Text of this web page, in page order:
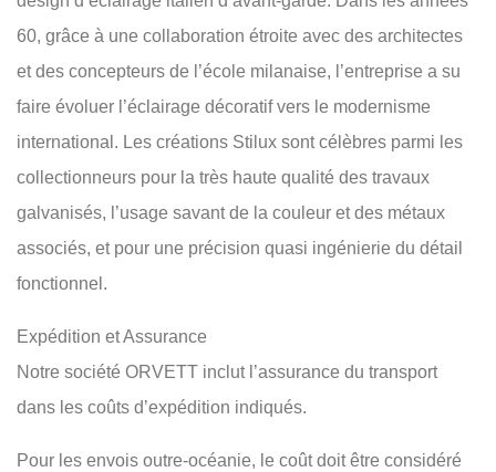
60, grâce à une collaboration étroite avec des architectes
et des concepteurs de l’école milanaise, l’entreprise a su
faire évoluer l’éclairage décoratif vers le modernisme
international. Les créations Stilux sont célèbres parmi les
collectionneurs pour la très haute qualité des travaux
galvanisés, l’usage savant de la couleur et des métaux
associés, et pour une précision quasi ingénierie du détail
fonctionnel.
Expédition et Assurance
Notre société ORVETT inclut l’assurance du transport
dans les coûts d’expédition indiqués.
Pour les envois outre-océanie, le coût doit être considéré